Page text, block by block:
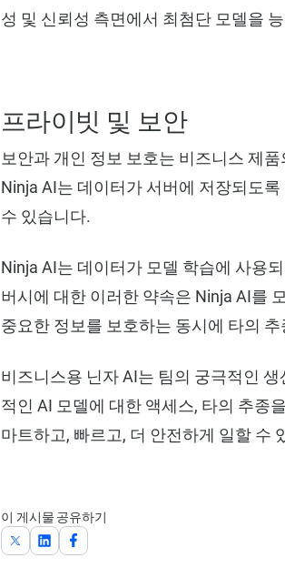
성 및 신뢰성 측면에서 최첨단 모델을
프라이빗 및 보안
보안과 개인 정보 보호는 비즈니스 제
Ninja AI는 데이터가 서버에 저장되도
수 있습니다.
Ninja AI는 데이터가 모델 학습에 사용
버시에 대한 이러한 약속은 Ninja AI를
중요한 정보를 보호하는 동시에 타의
비즈니스용 닌자 AI는 팀의 궁극적인
적인 AI 모델에 대한 액세스, 타의 추종
마트하고, 빠르고, 더 안전하게 일할 수
이 게시물 공유하기